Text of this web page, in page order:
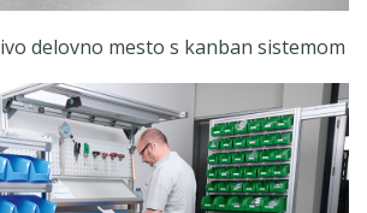
delovno mesto s kanban sistemom